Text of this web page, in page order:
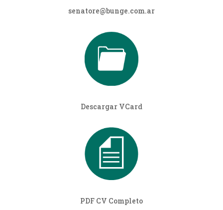
senatore@bunge.com.ar
Descargar VCard
PDF CV Completo